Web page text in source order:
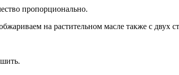
пропорционально.
на растительном масле также с двух